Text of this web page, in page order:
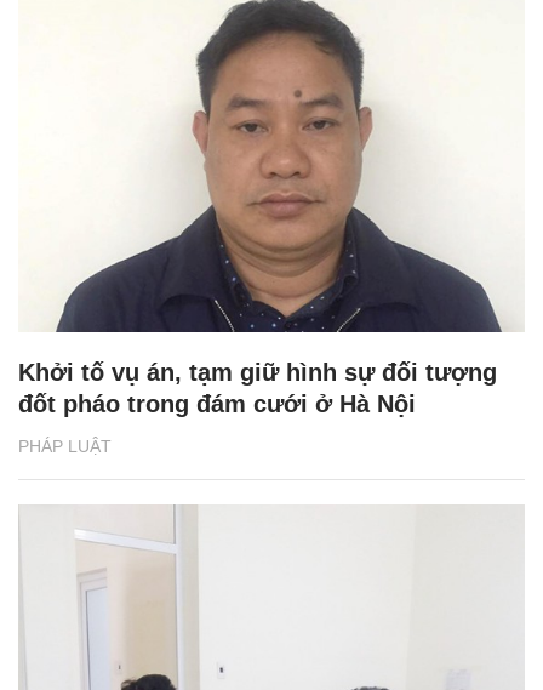
PHÁP LUẬT
Khởi tố vụ án, tạm giữ hình sự đối tượng
đốt pháo trong đám cưới ở Hà Nội